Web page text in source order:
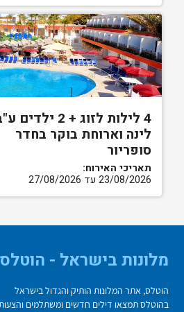
4 לילות לזוג + 2
לינה וארוחת בוקר בחדר
סופריור
תאריכי האירוח:
23/08/2026 עד 27/08/2026
מלונות בישראל - הוטלס
הוטלס, אתר המלונות הותיק והגדול בישראל
בהוטלס תמצאו דילים חדשים ומשתלמים